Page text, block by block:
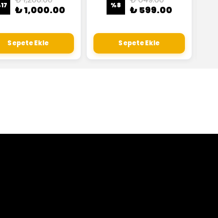
17 ₺ 1,000.00
Sepete Ekle
%8 ₺ 599.00
Sepete Ekle